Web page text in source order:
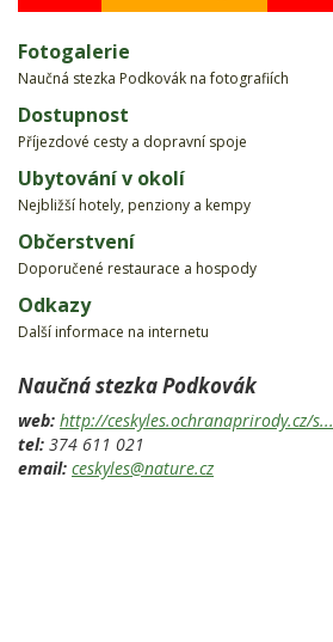
Fotogalerie
Naučná stezka Podkovák na fotografiích
Dostupnost
Příjezdové cesty a dopravní spoje
Ubytování v okolí
Nejbližší hotely, penziony a kempy
Občerstvení
Doporučené restaurace a hospody
Odkazy
Další informace na internetu
Naučná stezka Podkovák
web: http://ceskyles.ochranaprirody.cz/s...
tel: 374 611 021
email: ceskyles@nature.cz